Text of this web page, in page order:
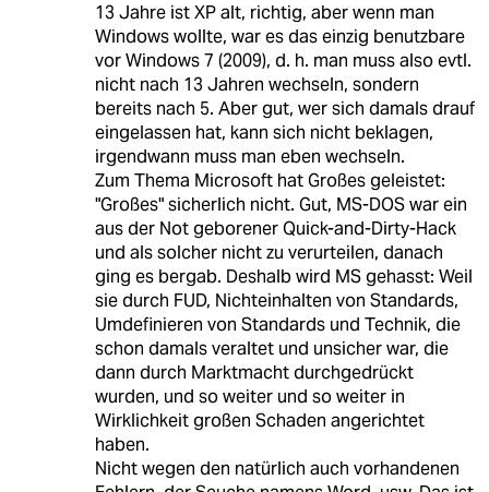
13 Jahre ist XP alt, richtig, aber wenn man
Windows wollte, war es das einzig benutzbare
vor Windows 7 (2009), d. h. man muss also evtl.
nicht nach 13 Jahren wechseln, sondern
bereits nach 5. Aber gut, wer sich damals drauf
eingelassen hat, kann sich nicht beklagen,
irgendwann muss man eben wechseln.
Zum Thema Microsoft hat Großes geleistet:
"Großes" sicherlich nicht. Gut, MS-DOS war ein
aus der Not geborener Quick-and-Dirty-Hack
und als solcher nicht zu verurteilen, danach
ging es bergab. Deshalb wird MS gehasst: Weil
sie durch FUD, Nichteinhalten von Standards,
Umdefinieren von Standards und Technik, die
schon damals veraltet und unsicher war, die
dann durch Marktmacht durchgedrückt
wurden, und so weiter und so weiter in
Wirklichkeit großen Schaden angerichtet
haben.
Nicht wegen den natürlich auch vorhandenen